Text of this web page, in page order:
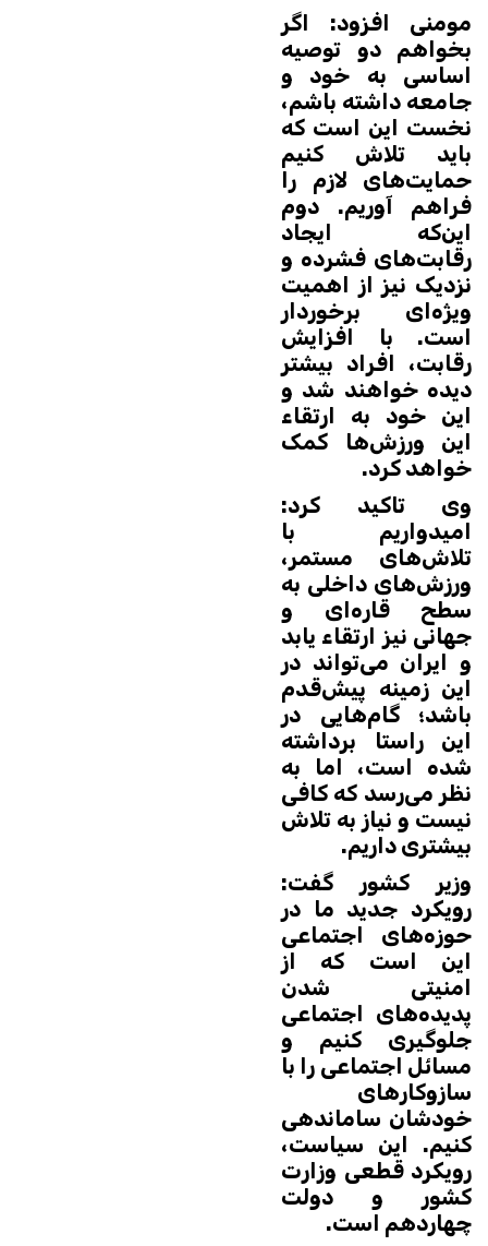
مومنی افزود: اگر
بخواهم دو توصیه
اساسی به خود و
جامعه داشته باشم،
نخست این است که
باید تلاش کنیم
حمایت‌های لازم را
فراهم آوریم. دوم
این‌که ایجاد
رقابت‌های فشرده و
نزدیک نیز از اهمیت
ویژه‌ای برخوردار
است. با افزایش
رقابت، افراد بیشتر
دیده خواهند شد و
این خود به ارتقاء
این ورزش‌ها کمک
خواهد کرد.
وی تاکید کرد:
امیدواریم با
تلاش‌های مستمر،
ورزش‌های داخلی به
سطح قاره‌ای و
جهانی نیز ارتقاء یابد
و ایران می‌تواند در
این زمینه پیش‌قدم
باشد؛ گام‌هایی در
این راستا برداشته
شده است، اما به
نظر می‌رسد که کافی
نیست و نیاز به تلاش
بیشتری داریم.
وزیر کشور گفت:
رویکرد جدید ما در
حوزه‌های اجتماعی
این است که از
امنیتی شدن
پدیده‌های اجتماعی
جلوگیری کنیم و
مسائل اجتماعی را با
سازوکارهای
خودشان ساماندهی
کنیم. این سیاست،
رویکرد قطعی وزارت
کشور و دولت
چهاردهم است.